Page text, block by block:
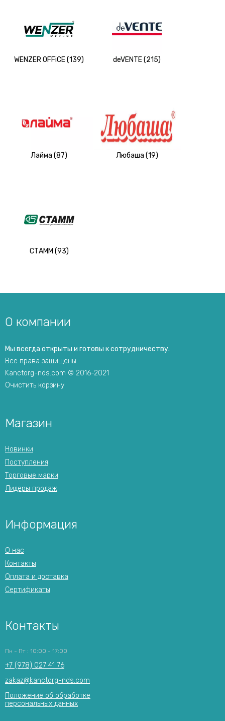
WENZER OFFiCE (139) deVENTE (215)
Лайма (87) Любаша (19)
СТАММ (93)
О компании
Мы всегда открыты и готовы к сотрудничеству.
Все права защищены.
Kanctorg-nds.com © 2016-2021
Очистить корзину
Магазин
Новинки
Поступления
Торговые марки
Лидеры продаж
Информация
О нас
Контакты
Оплата и доставка
Сертификаты
Контакты
Пн - Пт : 10:00 - 17:00
+7 (978) 027 41 76
zakaz@kanctorg-nds.com
Положение об обработке
персональных данных